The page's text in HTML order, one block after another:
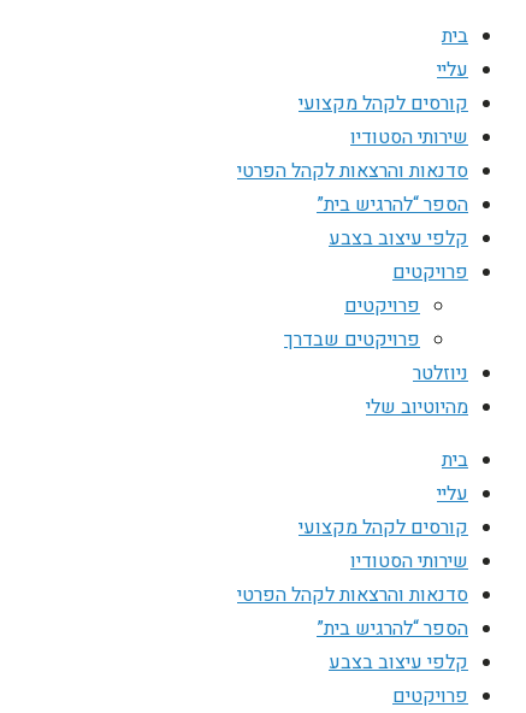
בית
עליי
קורסים לקהל מקצועי
שירותי הסטודיו
סדנאות והרצאות לקהל הפרטי
הספר “להרגיש בית”
קלפי עיצוב בצבע
פרויקטים
פרויקטים
פרויקטים שבדרך
ניוזלטר
מהיוטיוב שלי
בית
עליי
קורסים לקהל מקצועי
שירותי הסטודיו
סדנאות והרצאות לקהל הפרטי
הספר “להרגיש בית”
קלפי עיצוב בצבע
פרויקטים